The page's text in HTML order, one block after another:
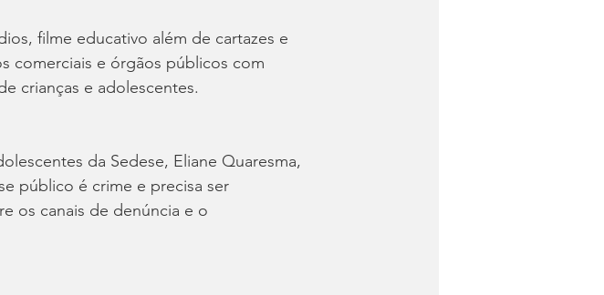
filme educativo além de cartazes e
comerciais e órgãos públicos com
crianças e adolescentes.
da Sedese, Eliane Quaresma,
público é crime e precisa ser
os canais de denúncia e o